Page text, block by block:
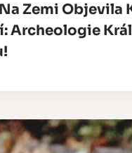
Zemi Objevila
Archeologie